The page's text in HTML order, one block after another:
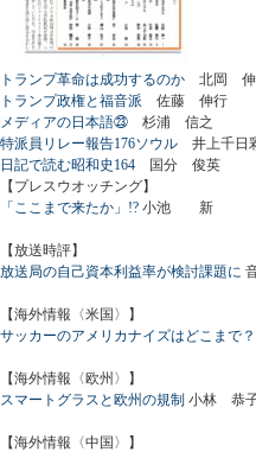
トランプ革命は成功するのか 北岡 伸
トランプ政権と福音派 佐藤 伸行
メディアの日本語㉓ 杉浦 信之
特派員リレー報告176ソウル 井上千日
日記で読む昭和史164 国分 俊英
【プレスウオッチング】
「ここまで来たか」!? 小池 新
【放送時評】
放送局の自己資本利益率が検討課題に
【海外情報〈米国〉】
サッカーのアメリカナイズはどこまで？
【海外情報〈欧州〉】
スマートグラスと欧州の規制 小林 恭
【海外情報〈中国〉】